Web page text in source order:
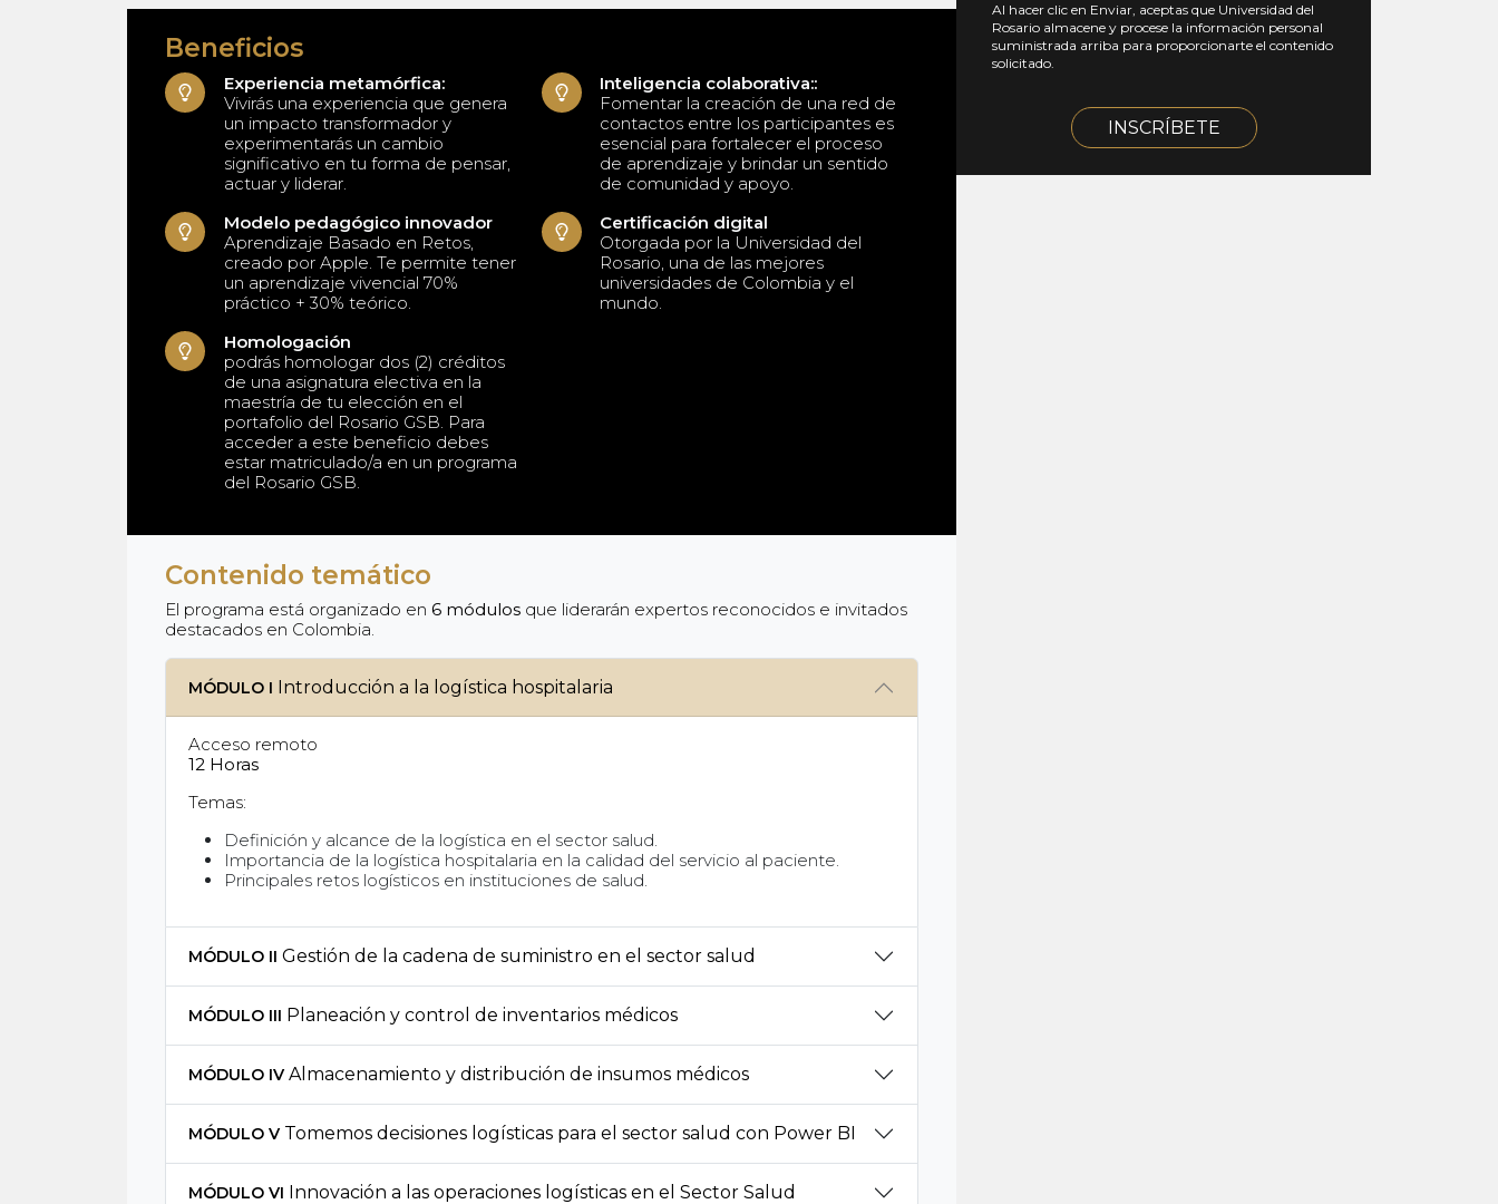
Beneficios
Experiencia metamórfica:
Vivirás una experiencia que genera
un impacto transformador y
experimentarás un cambio
significativo en tu forma de pensar,
actuar y liderar.
Inteligencia colaborativa::
Fomentar la creación de una red de
contactos entre los participantes es
esencial para fortalecer el proceso
de aprendizaje y brindar un sentido
de comunidad y apoyo.
Modelo pedagógico innovador
Aprendizaje Basado en Retos,
creado por Apple. Te permite tener
un aprendizaje vivencial 70%
práctico + 30% teórico.
Certificación digital
Otorgada por la Universidad del
Rosario, una de las mejores
universidades de Colombia y el
mundo.
Homologación
podrás homologar dos (2) créditos
de una asignatura electiva en la
maestría de tu elección en el
portafolio del Rosario GSB. Para
acceder a este beneficio debes
estar matriculado/a en un programa
del Rosario GSB.
Contenido temático
El programa está organizado en6 módulos que liderarán expertos reconocidos e invitados
destacados en Colombia.
MÓDULO I Introducción a la logística hospitalaria
Acceso remoto
12 Horas
Temas:
Definición y alcance de la logística en el sector salud.
Importancia de la logística hospitalaria en la calidad del servicio al paciente.
Principales retos logísticos en instituciones de salud.
MÓDULO II Gestión de la cadena de suministro en el sector salud
MÓDULO III Planeación y control de inventarios médicos
MÓDULO IV Almacenamiento y distribución de insumos médicos
MÓDULO V Tomemos decisiones logísticas para el sector salud con Power BI
MÓDULO VI Innovación a las operaciones logísticas en el Sector Salud
Al hacer clic en Enviar, aceptas que Universidad del
Rosario almacene y procese la información personal
suministrada arriba para proporcionarte el contenido
solicitado.